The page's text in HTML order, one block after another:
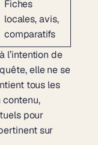
Fiches
locales, avis,
comparatifs
l’intention de
elle ne se
tous les
contenu,
pour
sur